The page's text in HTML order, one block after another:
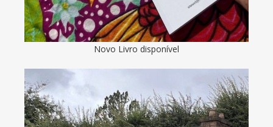
Novo Livro disponível